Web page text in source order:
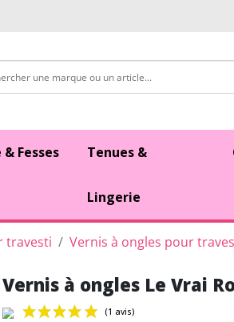
& Fesses Tenues &
Lingerie
travesti Vernis à ongles pour
Vernis à ongles Le Vrai